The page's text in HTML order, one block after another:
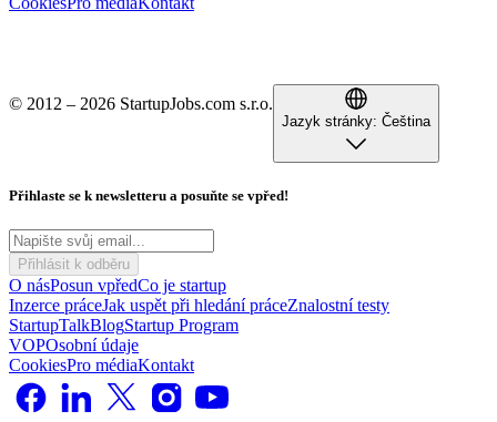
© 2012 – 2026 StartupJobs.com s.r.o.
Jazyk stránky: Čeština
Přihlaste se k newsletteru a posuňte se vpřed!
Přihlásit k odběru
O násPosun vpředCo je startup
Inzerce práceJak uspět při hledání práceZnalostní testy
StartupTalkBlogStartup Program
VOPOsobní údaje
CookiesPro médiaKontakt